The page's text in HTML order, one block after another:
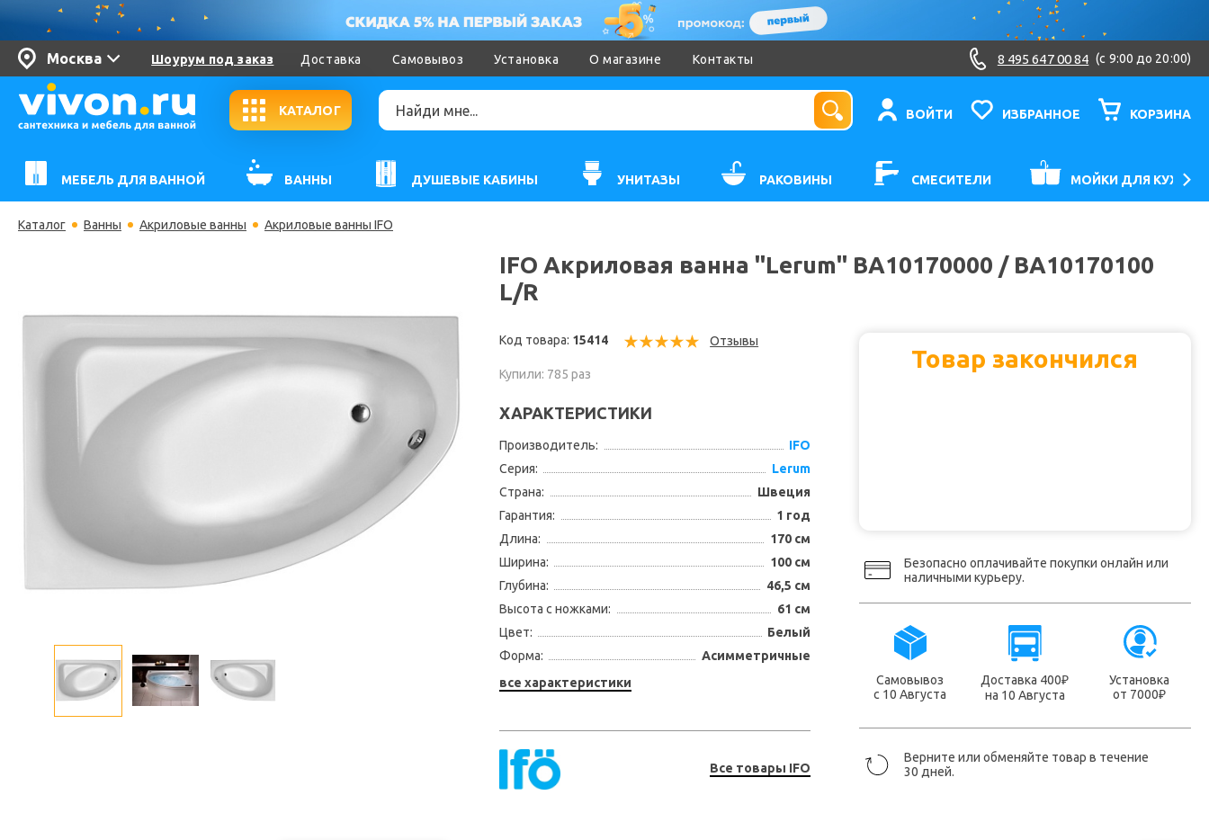
Москва Шоурум под заказ Доставка Самовывоз Установка О магазине Контакты 8 495 647 00 84 (c 9:00 до 20:00)
КАТАЛОГ ВОЙТИ ИЗБРАННОЕ КОРЗИНА
МЕБЕЛЬ ДЛЯ ВАННОЙ ВАННЫ ДУШЕВЫЕ КАБИНЫ УНИТАЗЫ РАКОВИНЫ СМЕСИТЕЛИ МОЙКИ ДЛЯ КУХНИ
Каталог Ванны Акриловые ванны Акриловые ванны IFO
IFO Акриловая ванна "Lerum" BA10170000 / BA10170100
L/R
Код товара: 15414 Отзывы
Купили: 785 раз
ХАРАКТЕРИСТИКИ
Производитель:
IFO
Серия:
Lerum
Страна:
Швеция
Гарантия:
1 год
Длина:
170 см
Ширина:
100 см
Глубина:
46,5 см
Высота с ножками:
61 см
Цвет:
Белый
Форма:
Асимметричные
все характеристики
Все товары IFO
Товар закончился
Безопасно оплачивайте покупки онлайн или
наличными курьеру.
Самовывоз
с 10 Августа
Доставка 400₽
на 10 Августа
Установка
от 7000₽
Верните или обменяйте товар в течение
30 дней.